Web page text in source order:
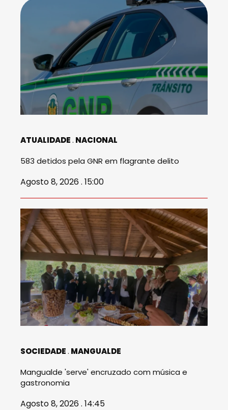
ATUALIDADE NACIONAL
583 detidos pela GNR em flagrante delito
Agosto 8, 2026 . 15:00
SOCIEDADE MANGUALDE
Mangualde 'serve' encruzado com música e
gastronomia
Agosto 8, 2026 . 14:45